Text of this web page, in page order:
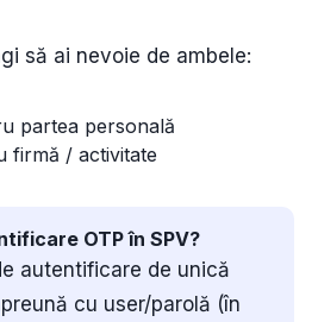
să ai nevoie de ambele:
partea personală
firmă / activitate
OTP în SPV?
autentificare de unică
cu user/parolă (în